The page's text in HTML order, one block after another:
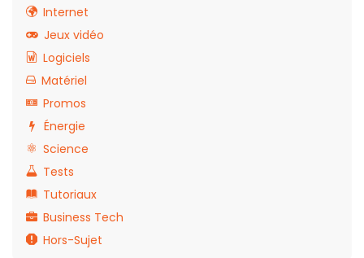
Internet
Jeux vidéo
Logiciels
Matériel
Promos
Énergie
Science
Tests
Tutoriaux
Business Tech
Hors-Sujet